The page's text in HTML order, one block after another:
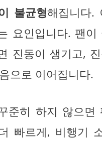
불균형해집니다.
요인입니다. 팬
진동이 생기고,
으로 이어집니다.
준히 하지 않으면
빠르게, 비행기